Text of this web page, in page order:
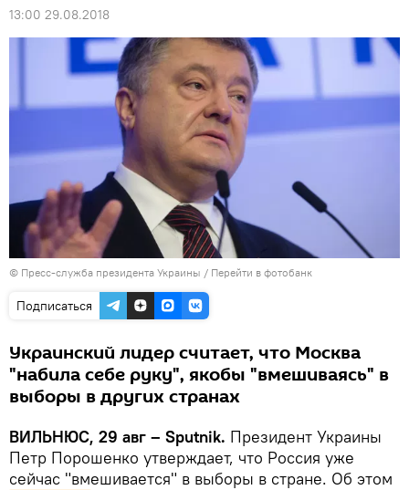
13:00 29.08.2018
© Пресс-служба президента Украины / Перейти в фотобанк
Подписаться
Украинский лидер считает, что Москва
"набила себе руку", якобы "вмешиваясь" в
выборы в других странах
ВИЛЬНЮС, 29 авг – Sputnik. Президент Украины
Петр Порошенко утверждает, что Россия уже
сейчас "вмешивается" в выборы в стране. Об этом